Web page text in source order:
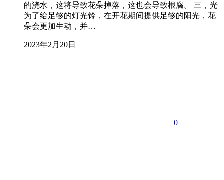
的浇水，这将导致花朵掉落，这也会导致根腐。 三，光
为了给足够的灯光铃，在开花期间提供足够的阳光，花
朵会更加生动，并…
2023年2月20日
0